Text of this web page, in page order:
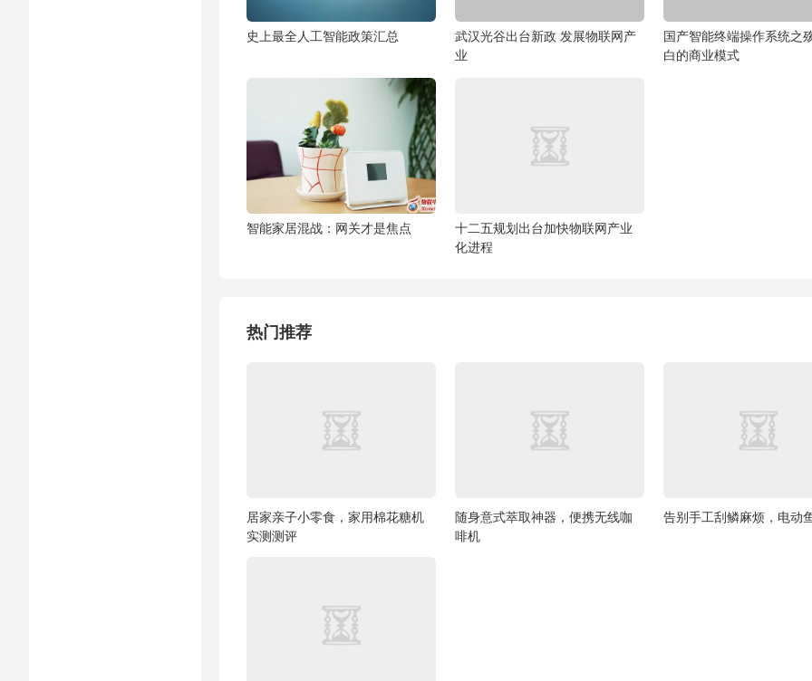
史上最全人工智能政策汇总
武汉光谷出台新政 发展物联网产
业
国产智能终端操作系统之
白的商业模式
智能家居混战：网关才是焦点
十二五规划出台加快物联网产业
化进程
热门推荐
居家亲子小零食，家用棉花糖机
实测测评
随身意式萃取神器，便携无线咖
啡机
告别手工刮鳞麻烦，电动